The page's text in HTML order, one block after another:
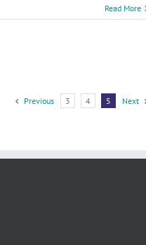
Read More
Previous 3 4 5 Next